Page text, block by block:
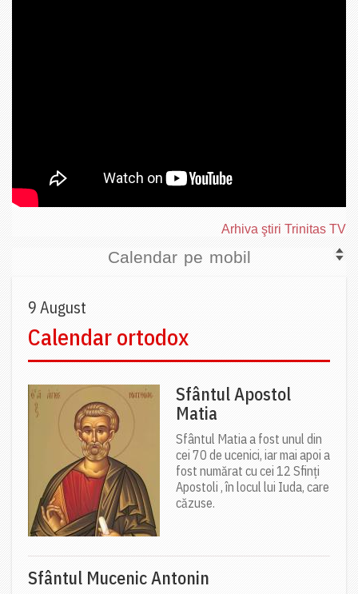
Arhiva ştiri Trinitas TV
Calendar pe mobil
9 August
Calendar ortodox
Sfântul Apostol
Matia
Sfântul Matia a fost unul din
cei 70 de ucenici, iar mai apoi a
fost numărat cu cei 12 Sfinți
Apostoli , în locul lui Iuda, care
căzuse.
Sfântul Mucenic Antonin